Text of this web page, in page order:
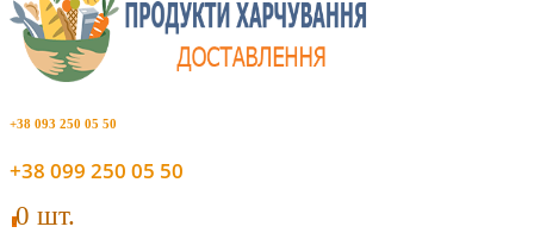
+38 093 250 05 50
+38 099 250 05 50
00 шт.